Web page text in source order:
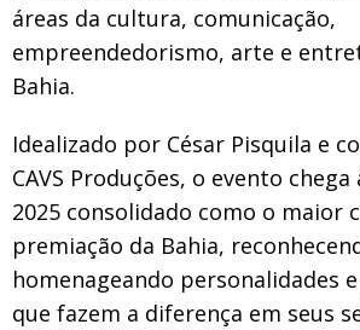
áreas da cultura, comunicação,
empreendedorismo, arte e
Bahia.
Idealizado por César Pisquila e
CAVS Produções, o evento chega
2025 consolidado como o maior
premiação da Bahia,
homenageando personalidades
que fazem a diferença em seus